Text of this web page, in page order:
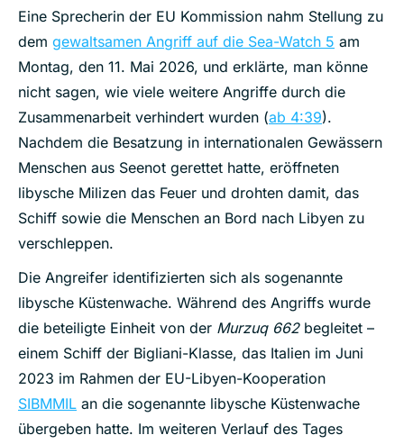
Eine Sprecherin der EU Kommission nahm Stellung zu
dem gewaltsamen Angriff auf die Sea-Watch 5 am
Montag, den 11. Mai 2026, und erklärte, man könne
nicht sagen, wie viele weitere Angriffe durch die
Zusammenarbeit verhindert wurden (ab 4:39).
Nachdem die Besatzung in internationalen Gewässern
Menschen aus Seenot gerettet hatte, eröffneten
libysche Milizen das Feuer und drohten damit, das
Schiff sowie die Menschen an Bord nach Libyen zu
verschleppen.
Die Angreifer identifizierten sich als sogenannte
libysche Küstenwache. Während des Angriffs wurde
die beteiligte Einheit von der Murzuq 662begleitet –
einem Schiff der Bigliani-Klasse, das Italien im Juni
2023 im Rahmen der EU-Libyen-Kooperation
SIBMMIL an die sogenannte libysche Küstenwache
übergeben hatte. Im weiteren Verlauf des Tages